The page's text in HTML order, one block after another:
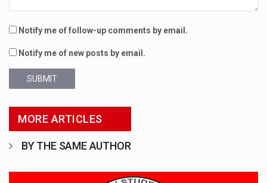
Notify me of follow-up comments by email.
Notify me of new posts by email.
SUBMIT
MORE ARTICLES
BY THE SAME AUTHOR